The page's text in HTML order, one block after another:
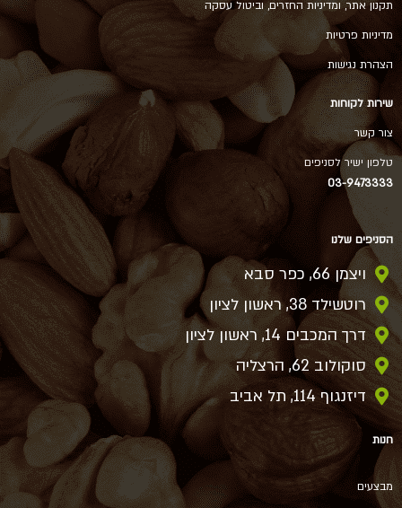
תקנון אתר, ומדיניות החזרים, וביטול עסקה
מדיניות פרטיות
הצהרת נגישות
שירות לקוחות
צור קשר
טלפון ישיר לסניפים
03-9473333
הסניפים שלנו
ויצמן 66, כפר סבא
רוטשילד 38, ראשון לציון
דרך המכבים 14, ראשון לציון
סוקולוב 62, הרצליה
דיזנגוף 114, תל אביב
חנות
מבצעים